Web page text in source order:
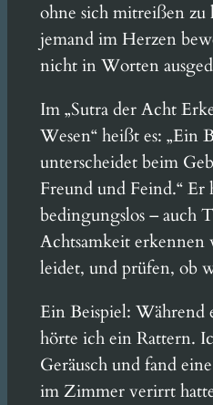
ohne sich mitreißen zu
jemand im Herzen
nicht in Worten
Im „Sutra der Acht
Wesen“ heißt es: „Ein
unterscheidet beim
Freund und Feind.“ Er
bedingungslos – auch
Achtsamkeit
leidet, und prüfen, ob
Ein Beispiel:
hörte ich ein Rattern.
Geräusch und fand
im Zimmer verirrt